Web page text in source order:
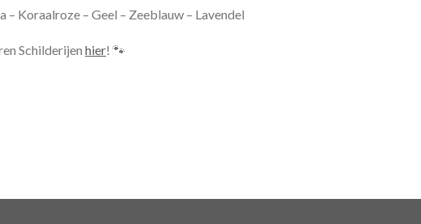
– Koraalroze – Geel – Zeeblauw – Lavendel
Schilderijen hier! 🐾